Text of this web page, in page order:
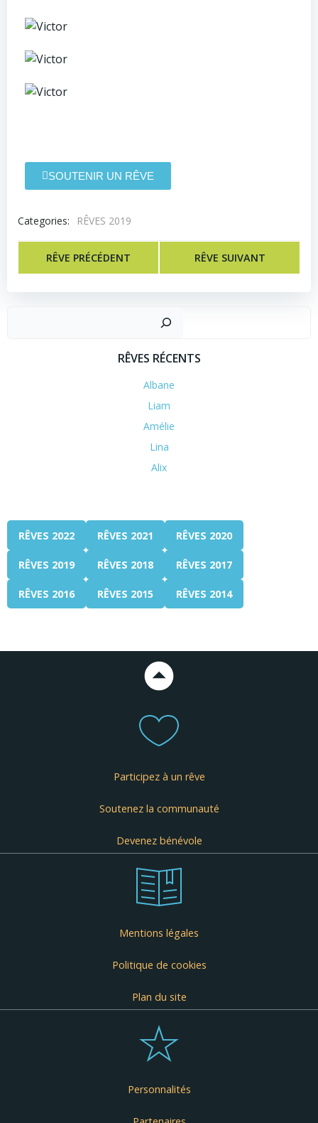
SOUTENIR UN RÊVE
Categories: RÊVES 2019
RÊVE PRÉCÉDENT RÊVE SUIVANT
RÊVES RÉCENTS
Albane
Liam
Amélie
Lina
Alix
RÊVES 2022 RÊVES 2021 RÊVES 2020
RÊVES 2019 RÊVES 2018 RÊVES 2017
RÊVES 2016 RÊVES 2015 RÊVES 2014
Participez à un rêve
Soutenez la communauté
Devenez bénévole
Mentions légales
Politique de cookies
Plan du site
Personnalités